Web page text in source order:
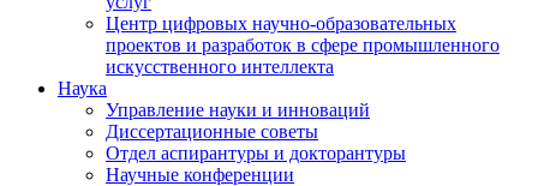
Центр цифровых научно-образовательных
проектов и разработок в сфере промышленного
искусственного интеллекта
Наука
Управление науки и инноваций
Диссертационные советы
Отдел аспирантуры и докторантуры
Научные конференции